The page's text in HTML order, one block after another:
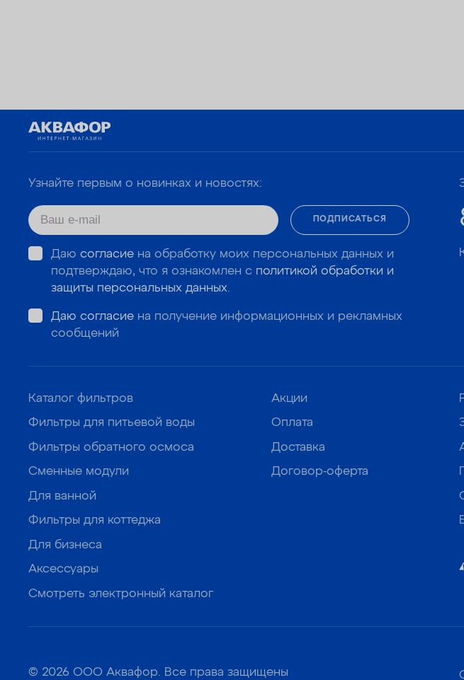
Узнайте первым о новинках и новостях:
ПОДПИСАТЬСЯ
Даю согласиена обработку моих персональных данных и
подтверждаю, что я ознакомлен с политикой обработки и
защиты персональных данных.
Даю согласиена получение информационных и рекламных
сообщений
Каталог фильтров
Фильтры для питьевой воды
Фильтры обратного осмоса
Сменные модули
Для ванной
Фильтры для коттеджа
Для бизнеса
Аксессуары
Смотреть электронный каталог
Акции
Оплата
Доставка
Договор-оферта
© 2026 ООО Аквафор. Все права защищены